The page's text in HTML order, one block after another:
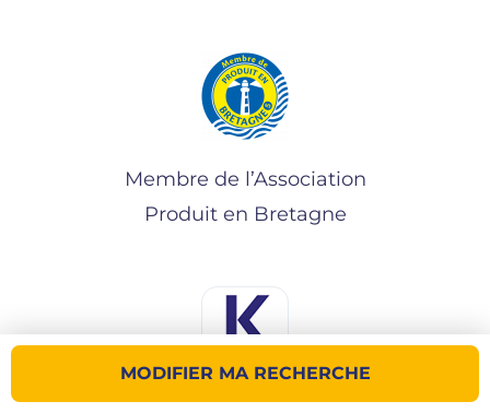
MODIFIER MA RECHERCHE
Membre de l’Association
Produit en Bretagne